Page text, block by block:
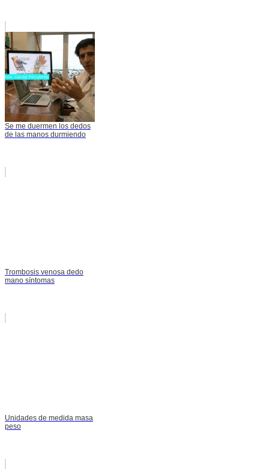
Se me duermen los dedos
de las manos durmiendo
Trombosis venosa dedo
mano síntomas
Unidades de medida masa
peso